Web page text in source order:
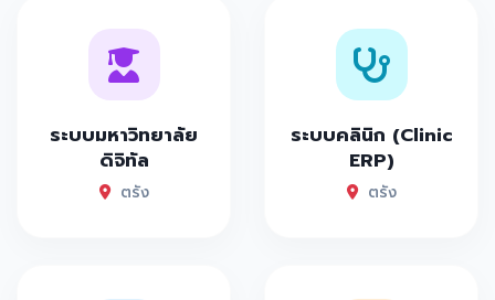
ระบบมหาวิทยาลัย
ดิจิทัล
ตรัง
ระบบคลินิก (Clinic
ERP)
ตรัง